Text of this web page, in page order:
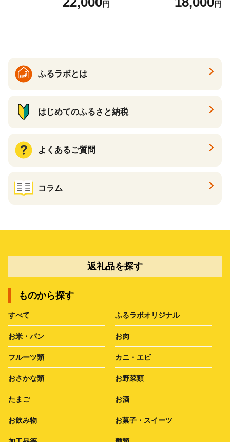
くら醤油漬け 鮭 鮭卵 ikura円
テ 帆立 貝柱 ホタテ貝柱 大玉
円
ふるラボとは
はじめてのふるさと納税
よくあるご質問
コラム
返礼品を探す
ものから探す
すべて ふるラボオリジナル
お米・パン お肉
フルーツ類 カニ・エビ
おさかな類 お野菜類
たまご お酒
お飲み物 お菓子・スイーツ